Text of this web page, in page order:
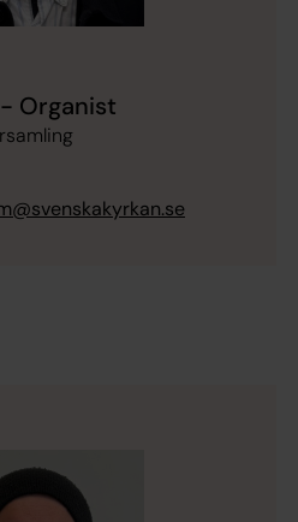
Organist